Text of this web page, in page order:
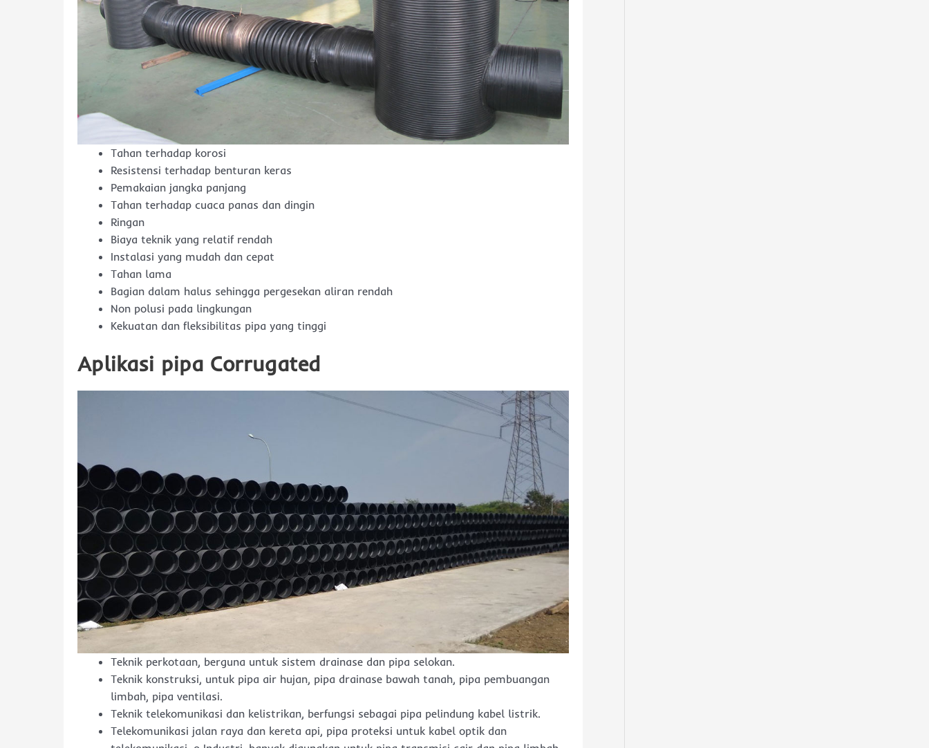
Tahan terhadap korosi
Resistensi terhadap benturan keras
Pemakaian jangka panjang
Tahan terhadap cuaca panas dan dingin
Ringan
Biaya teknik yang relatif rendah
Instalasi yang mudah dan cepat
Tahan lama
Bagian dalam halus sehingga pergesekan aliran rendah
Non polusi pada lingkungan
Kekuatan dan fleksibilitas pipa yang tinggi
Aplikasi pipa Corrugated
Teknik perkotaan, berguna untuk sistem drainase dan pipa selokan.
Teknik konstruksi, untuk pipa air hujan, pipa drainase bawah tanah, pipa pembuangan
limbah, pipa ventilasi.
Teknik telekomunikasi dan kelistrikan, berfungsi sebagai pipa pelindung kabel listrik.
Telekomunikasi jalan raya dan kereta api, pipa proteksi untuk kabel optik dan